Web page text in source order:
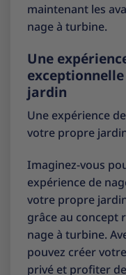
maintenant les
nage à turbine.
Une
jardin
Une expérience
votre propre
Imaginez-vous
expérience de
votre propre
grâce au concept
nage à turbine.
pouvez créer
privé et profiter